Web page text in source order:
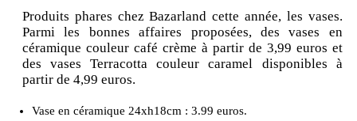
Produits phares chez Bazarland cette année, les vases.
Parmi les bonnes affaires proposées, des vases en
céramique couleur café crème à partir de 3,99 euros et
des vases Terracotta couleur caramel disponibles à
partir de 4,99 euros.
Vase en céramique 24xh18cm : 3.99 euros.